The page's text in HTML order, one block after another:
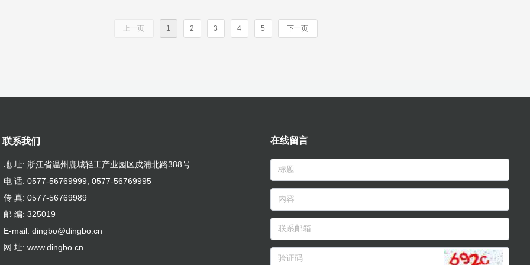
上一页 1 2 3 4 5 下一页
在线留言
联系我们
地 址: 浙江省温州鹿城轻工产业园区戍浦北路388号
电 话: 0577-56769999, 0577-56769995
传 真: 0577-56769989
邮 编: 325019
E-mail: dingbo@dingbo.cn
网 址: www.dingbo.cn